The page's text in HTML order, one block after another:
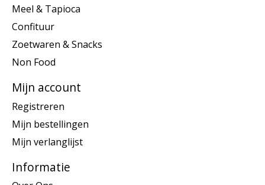
Meel & Tapioca
Confituur
Zoetwaren & Snacks
Non Food
Mijn account
Registreren
Mijn bestellingen
Mijn verlanglijst
Informatie